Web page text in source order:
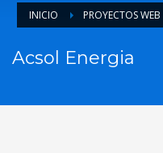
INICIO PROYECTOS WEB
Acsol Energia